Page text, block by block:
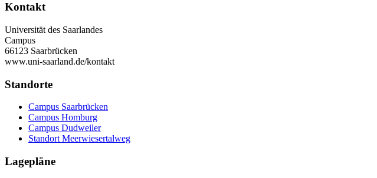
Kontakt
Universität des Saarlandes
Campus
66123 Saarbrücken
www.uni-saarland.de/kontakt
Standorte
Campus Saarbrücken
Campus Homburg
Campus Dudweiler
Standort Meerwiesertalweg
Lagepläne